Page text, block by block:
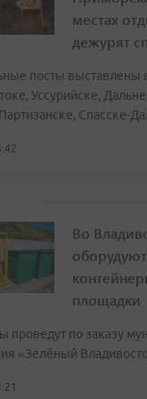
местах
дежурят
посты выставлены
Уссурийске,
Спасске-
Во
площадки
проведут по заказу
«Зелёный